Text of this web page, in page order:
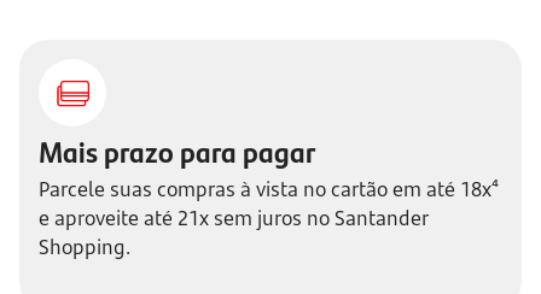
Mais prazo para pagar
Parcele suas compras à vista no cartão em até 18x⁴
e aproveite até 21x sem juros no Santander
Shopping.